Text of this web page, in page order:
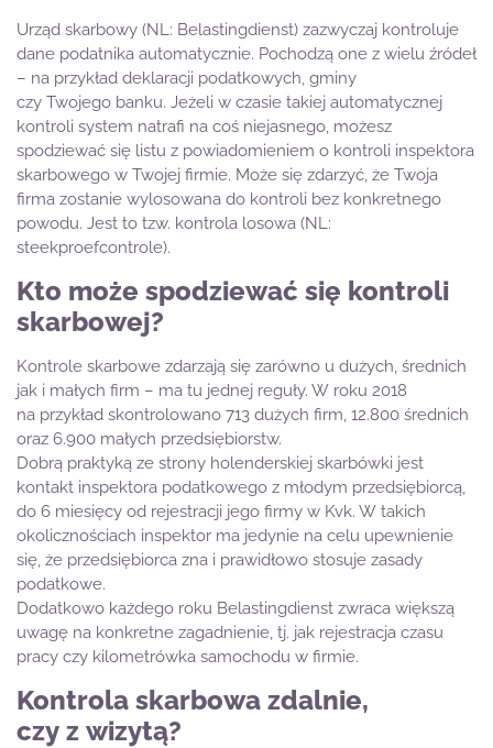
Urząd skarbowy (NL: Belastingdienst) zazwyczaj kontroluje
dane podatnika automatycznie. Pochodzą one z wielu źródeł
– na przykład deklaracji podatkowych, gminy
czy Twojego banku. Jeżeli w czasie takiej automatycznej
kontroli system natrafi na coś niejasnego, możesz
spodziewać się listu z powiadomieniem o kontroli inspektora
skarbowego w Twojej firmie. Może się zdarzyć, że Twoja
firma zostanie wylosowana do kontroli bez konkretnego
powodu. Jest to tzw. kontrola losowa (NL:
steekproefcontrole).
Kto może spodziewać się kontroli
skarbowej?
Kontrole skarbowe zdarzają się zarówno u dużych, średnich
jak i małych firm – ma tu jednej reguły. W roku 2018
na przykład skontrolowano 713 dużych firm, 12.800 średnich
oraz 6.900 małych przedsiębiorstw.
Dobrą praktyką ze strony holenderskiej skarbówki jest
kontakt inspektora podatkowego z młodym przedsiębiorcą,
do 6 miesięcy od rejestracji jego firmy w Kvk. W takich
okolicznościach inspektor ma jedynie na celu upewnienie
się, że przedsiębiorca zna i prawidłowo stosuje zasady
podatkowe.
Dodatkowo każdego roku Belastingdienst zwraca większą
uwagę na konkretne zagadnienie, tj. jak rejestracja czasu
pracy czy kilometrówka samochodu w firmie.
Kontrola skarbowa zdalnie,
czy z wizytą?